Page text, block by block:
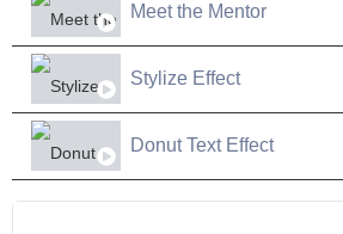
Meet the Mentor
Stylize Effect
Donut Text Effect